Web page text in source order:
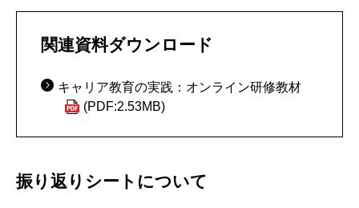
関連資料ダウンロード
キャリア教育の実践：オンライン研修教材
(PDF:2.53MB)
振り返りシートについて